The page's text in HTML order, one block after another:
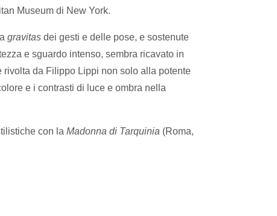
Museum di New York.
gravitasdei gesti e delle pose, e sostenute
e sguardo intenso, sembra ricavato in
rivolta da Filippo Lippi non solo alla potente
e i contrasti di luce e ombra nella
con laMadonna di Tarquinia (Roma,